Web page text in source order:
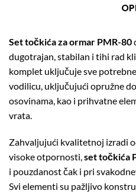
Set točkića za ormar PMR-80
dugotrajan, stabilan i tihi rad
komplet uključuje sve
vodilicu, uključujući opružne
osovinama, kao i prihvatne
vrata.
Zahvaljujući kvalitetnoj izradi
visoke otpornosti,set točkića
i pouzdanost čak i pri
Svi elementi su pažljivo